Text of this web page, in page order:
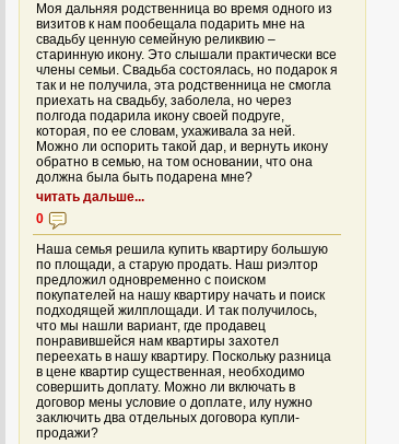
Моя дальняя родственница во время одного из
визитов к нам пообещала подарить мне на
свадьбу ценную семейную реликвию –
старинную икону. Это слышали практически все
члены семьи. Свадьба состоялась, но подарок я
так и не получила, эта родственница не смогла
приехать на свадьбу, заболела, но через
полгода подарила икону своей подруге,
которая, по ее словам, ухаживала за ней.
Можно ли оспорить такой дар, и вернуть икону
обратно в семью, на том основании, что она
должна была быть подарена мне?
читать дальше...
0
Наша семья решила купить квартиру большую
по площади, а старую продать. Наш риэлтор
предложил одновременно с поиском
покупателей на нашу квартиру начать и поиск
подходящей жилплощади. И так получилось,
что мы нашли вариант, где продавец
понравившейся нам квартиры захотел
переехать в нашу квартиру. Поскольку разница
в цене квартир существенная, необходимо
совершить доплату. Можно ли включать в
договор мены условие о доплате, илу нужно
заключить два отдельных договора купли-
продажи?